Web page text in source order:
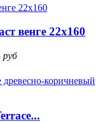
венге 22х160
руб